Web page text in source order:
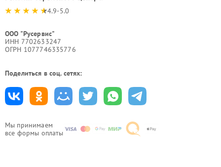
Мы принимаем
все формы оплаты
4.9-5.0
ООО "Русервис"
ИНН 7702633247
ОГРН 1077746335776
Поделиться в соц. сетях: